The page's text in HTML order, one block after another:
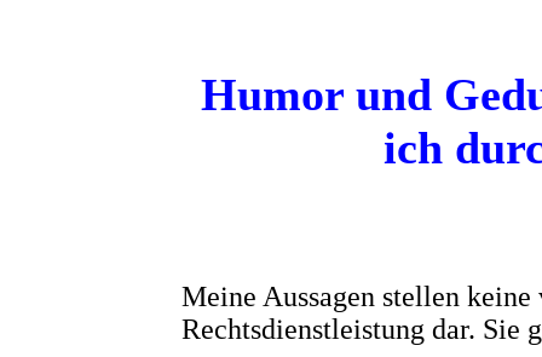
Humor und
ich
Meine Aussagen stellen
Rechtsdienstleistung dar. Sie